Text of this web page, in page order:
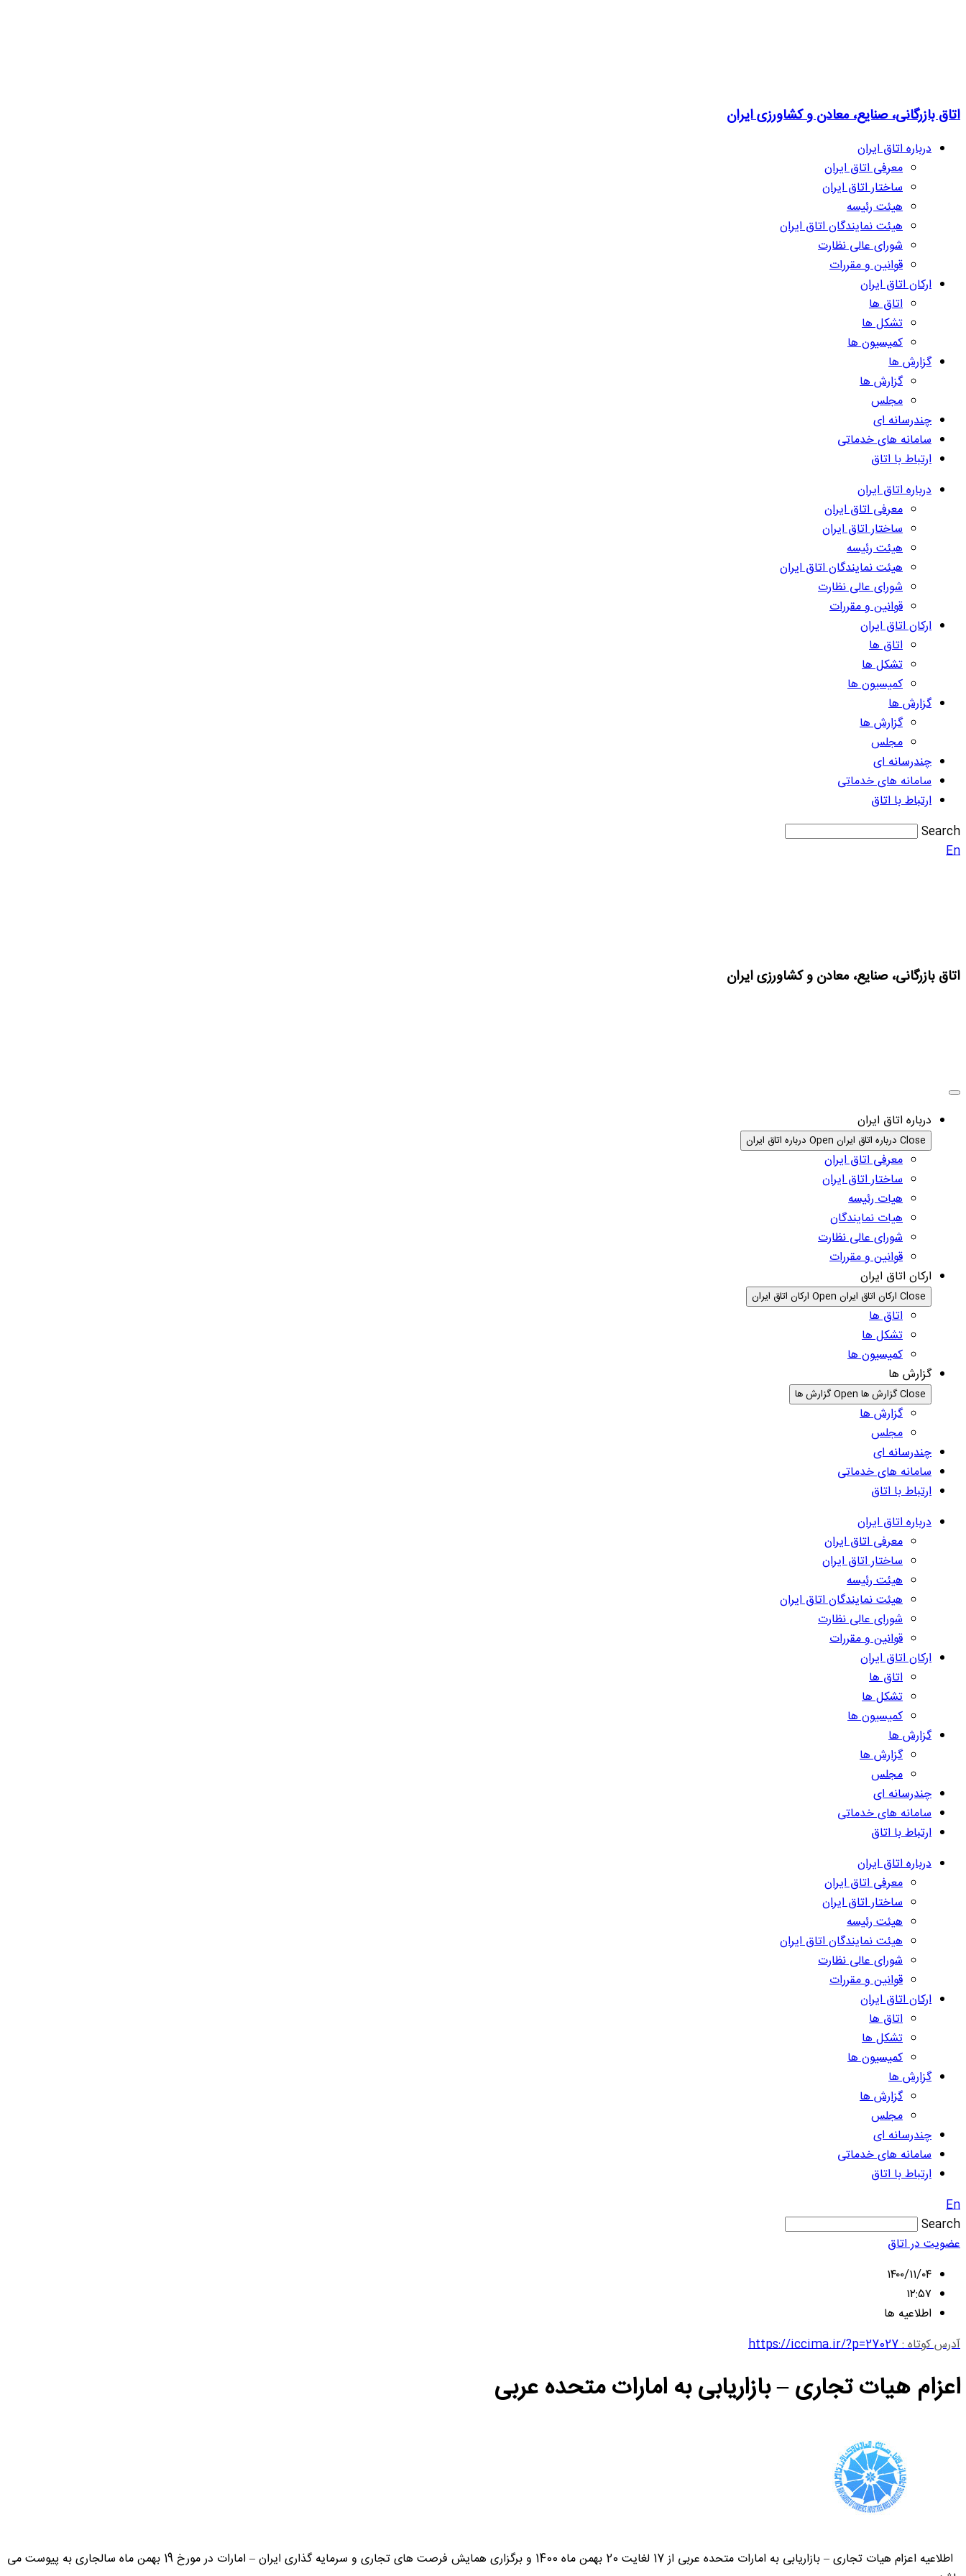
اتاق بازرگانی، صنایع، معادن و کشاورزی ایران
درباره اتاق ایران
معرفی اتاق ایران
ساختار اتاق ایران
هیئت رئیسه
هیئت نمایندگان اتاق ایران
شورای عالی نظارت
قوانین و مقررات
ارکان اتاق ایران
اتاق ها
تشکل ها
کمیسیون ها
گزارش ها
گزارش ها
مجلس
چندرسانه ای
سامانه های خدماتی
ارتباط با اتاق
درباره اتاق ایران
معرفی اتاق ایران
ساختار اتاق ایران
هیئت رئیسه
هیئت نمایندگان اتاق ایران
شورای عالی نظارت
قوانین و مقررات
ارکان اتاق ایران
اتاق ها
تشکل ها
کمیسیون ها
گزارش ها
گزارش ها
مجلس
چندرسانه ای
سامانه های خدماتی
ارتباط با اتاق
Search
En
اتاق بازرگانی، صنایع، معادن و کشاورزی ایران
درباره اتاق ایران
Close درباره اتاق ایران Open درباره اتاق ایران
معرفی اتاق ایران
ساختار اتاق ایران
هیات رئیسه
هیات نمایندگان
شورای عالی نظارت
قوانین و مقررات
ارکان اتاق ایران
Close ارکان اتاق ایران Open ارکان اتاق ایران
اتاق ها
تشکل ها
کمیسیون ها
گزارش ها
Close گزارش ها Open گزارش ها
گزارش ها
مجلس
چندرسانه ای
سامانه های خدماتی
ارتباط با اتاق
درباره اتاق ایران
معرفی اتاق ایران
ساختار اتاق ایران
هیئت رئیسه
هیئت نمایندگان اتاق ایران
شورای عالی نظارت
قوانین و مقررات
ارکان اتاق ایران
اتاق ها
تشکل ها
کمیسیون ها
گزارش ها
گزارش ها
مجلس
چندرسانه ای
سامانه های خدماتی
ارتباط با اتاق
درباره اتاق ایران
معرفی اتاق ایران
ساختار اتاق ایران
هیئت رئیسه
هیئت نمایندگان اتاق ایران
شورای عالی نظارت
قوانین و مقررات
ارکان اتاق ایران
اتاق ها
تشکل ها
کمیسیون ها
گزارش ها
گزارش ها
مجلس
چندرسانه ای
سامانه های خدماتی
ارتباط با اتاق
En
Search
عضویت در اتاق
۱۴۰۰/۱۱/۰۴
۱۲:۵۷
اطلاعیه ها
آدرس کوتاه :https://iccima.ir/?p=27027
اعزام هیات تجاری – بازاریابی به امارات متحده عربی
اطلاعیه اعزام هیات تجاری – بازاریابی به امارات متحده عربی از 17 لغایت 20 بهمن ماه 1400 و برگزاری همایش فرصت های تجاری و سرمایه گذاری ایران – امارات در مورخ 19 بهمن ماه سالجاری به پیوست می